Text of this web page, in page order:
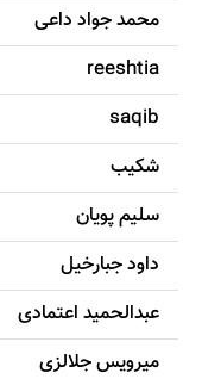
محمد جواد داعی
reeshtia
saqib
شکيب
سليم پویان
داود جبارخیل
عبدالحمید اعتمادی
میرویس جلالزی